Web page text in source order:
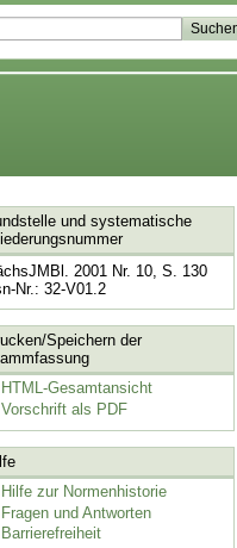
und systematische
2001 Nr. 10, S. 130
Nr.: 32-V01.2
Speichern der
HTML-Gesamtansicht
Vorschrift als PDF
Hilfe zur Normenhistorie
Fragen und Antworten
Barrierefreiheit